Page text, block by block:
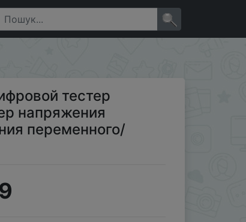
датчики напряжения переменного/
тестер
напряжения
переменного/